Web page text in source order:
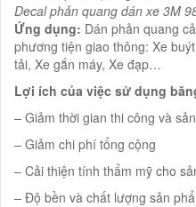
Decal phản quang dán xe 3M
Ứng dụng: Dán phản quang
phương tiện giao thông: Xe
tải, Xe gắn máy, Xe đạp…
Lợi ích của việc sử dụng
– Giảm thời gian thi công và
– Giảm chi phí tổng cộng
– Cải thiện tính thẩm mỹ cho
– Độ bền và chất lượng sản